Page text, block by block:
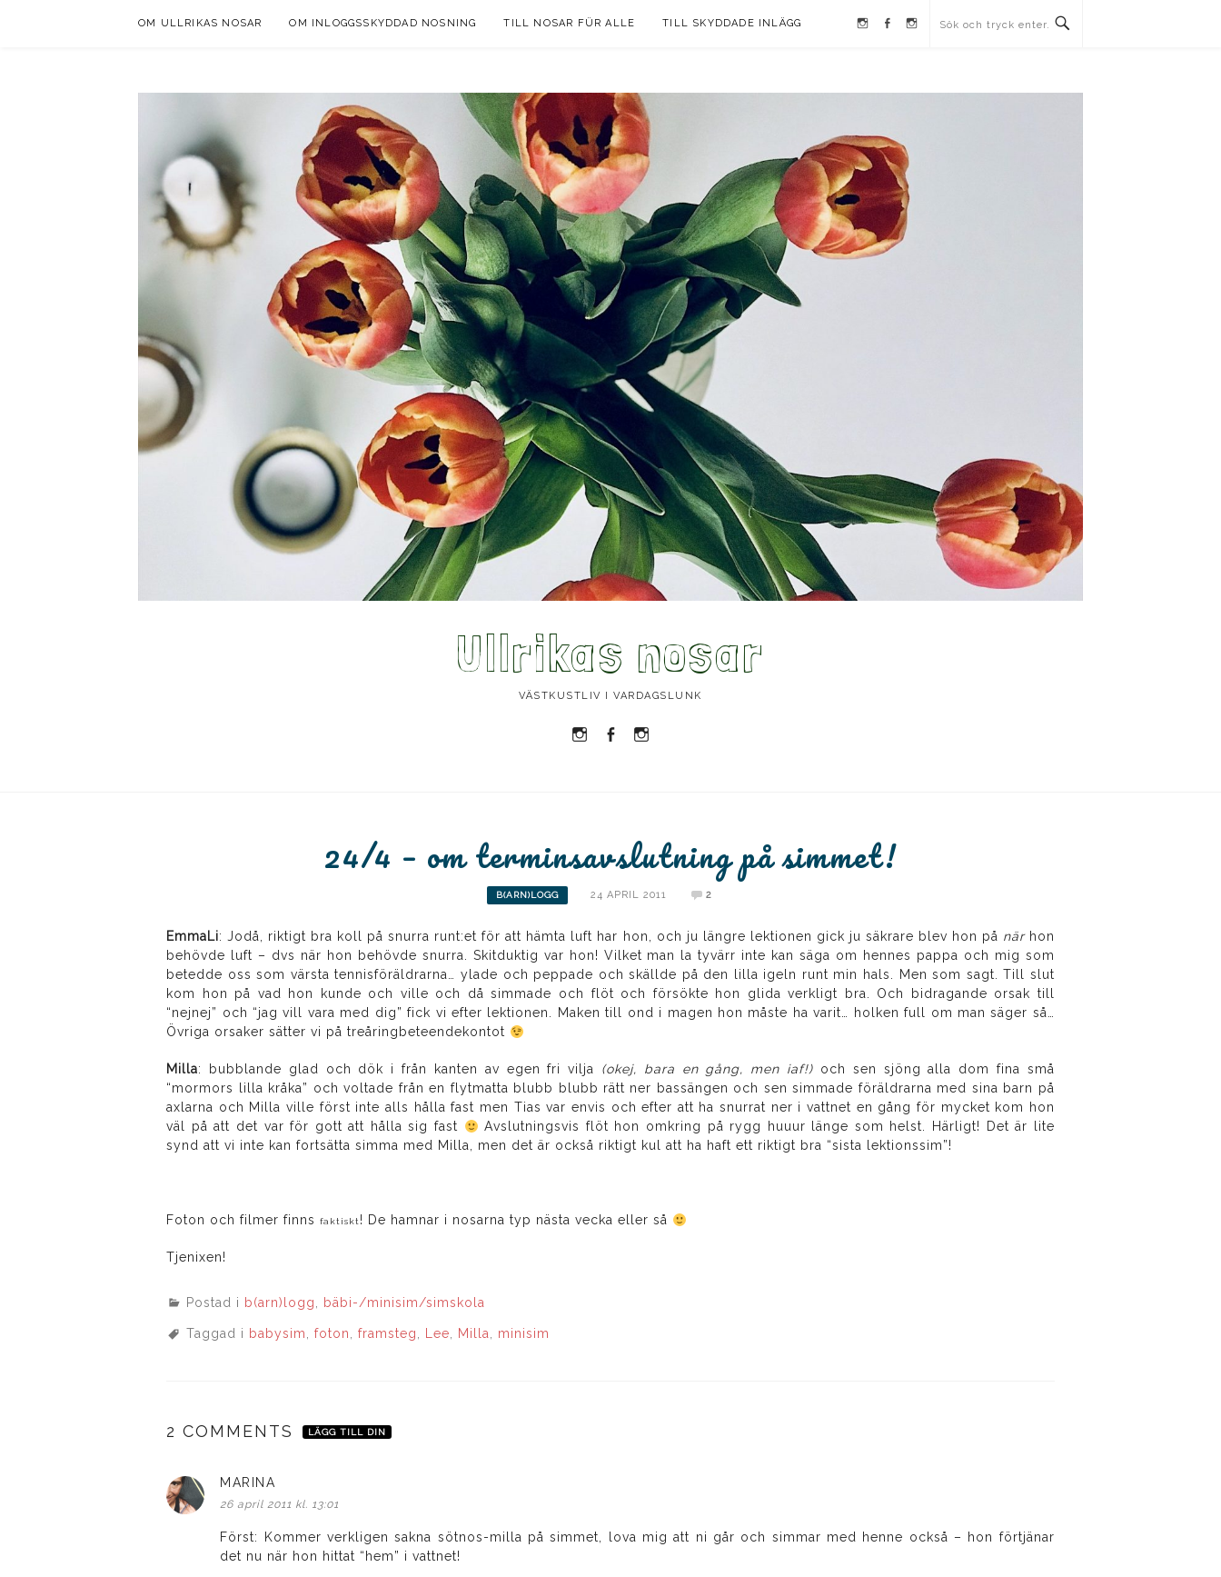
OM ULLRIKAS NOSAR OM INLOGGSSKYDDAD NOSNING TILL NOSAR FÜR ALLE TILL SKYDDADE INLÄGG Instagram
Facebook
Instagram
Ullrikas nosar
VÄSTKUSTLIV I VARDAGSLUNK
Instagram
Facebook
24/4 – om terminsavslutning på simmet!
B(ARN)LOGG 24 APRIL 2011 2
EmmaLi: Jodå, riktigt bra koll på snurra runt:et för att hämta luft har hon, och ju längre lektionen gick ju säkrare blev hon på närhon
behövde luft – dvs när hon behövde snurra. Skitduktig var hon! Vilket man la tyvärr inte kan säga om hennes pappa och mig som
betedde oss som värsta tennisföräldrarna… ylade och peppade och skällde på den lilla igeln runt min hals. Men som sagt. Till slut
kom hon på vad hon kunde och ville och då simmade och flöt och försökte hon glida verkligt bra. Och bidragande orsak till
“nejnej” och “jag vill vara med dig” fick vi efter lektionen. Maken till ond i magen hon måste ha varit… holken full om man säger så…
Övriga orsaker sätter vi på treåringbeteendekontot
Milla: bubblande glad och dök i från kanten av egen fri vilja (okej, bara en gång, men iaf!) och sen sjöng alla dom fina små
“mormors lilla kråka” och voltade från en flytmatta blubb blubb rätt ner bassängen och sen simmade föräldrarna med sina barn på
axlarna och Milla ville först inte alls hålla fast men Tias var envis och efter att ha snurrat ner i vattnet en gång för mycket kom hon
väl på att det var för gott att hålla sig fast
Avslutningsvis flöt hon omkring på rygg huuur länge som helst. Härligt! Det är lite
synd att vi inte kan fortsätta simma med Milla, men det är också riktigt kul att ha haft ett riktigt bra “sista lektionssim”!
Foton och filmer finnsfaktiskt! De hamnar i nosarna typ nästa vecka eller så
Tjenixen!
Postad i b(arn)logg, bäbi-/minisim/simskola
Taggad i babysim,foton,framsteg, Lee, Milla, minisim
2 COMMENTS LÄGG TILL DIN
MARINA
26 april 2011 kl. 13:01
Först: Kommer verkligen sakna sötnos-milla på simmet, lova mig att ni går och simmar med henne också – hon förtjänar
det nu när hon hittat “hem” i vattnet!